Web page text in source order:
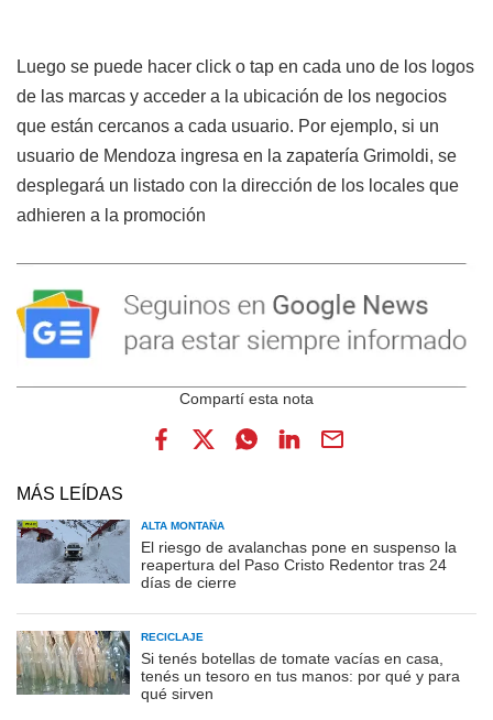
Luego se puede hacer click o tap en cada uno de los logos
de las marcas y acceder a la ubicación de los negocios
que están cercanos a cada usuario. Por ejemplo, si un
usuario de Mendoza ingresa en la zapatería Grimoldi, se
desplegará un listado con la dirección de los locales que
adhieren a la promoción
MÁS LEÍDAS
ALTA MONTAÑA
El riesgo de avalanchas pone en suspenso la
reapertura del Paso Cristo Redentor tras 24
días de cierre
RECICLAJE
Si tenés botellas de tomate vacías en casa,
tenés un tesoro en tus manos: por qué y para
qué sirven